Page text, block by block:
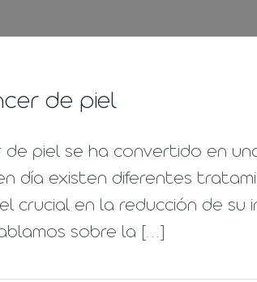
de piel
de piel se ha convertido en
día existen diferentes
crucial en la reducción de su
sobre la [...]